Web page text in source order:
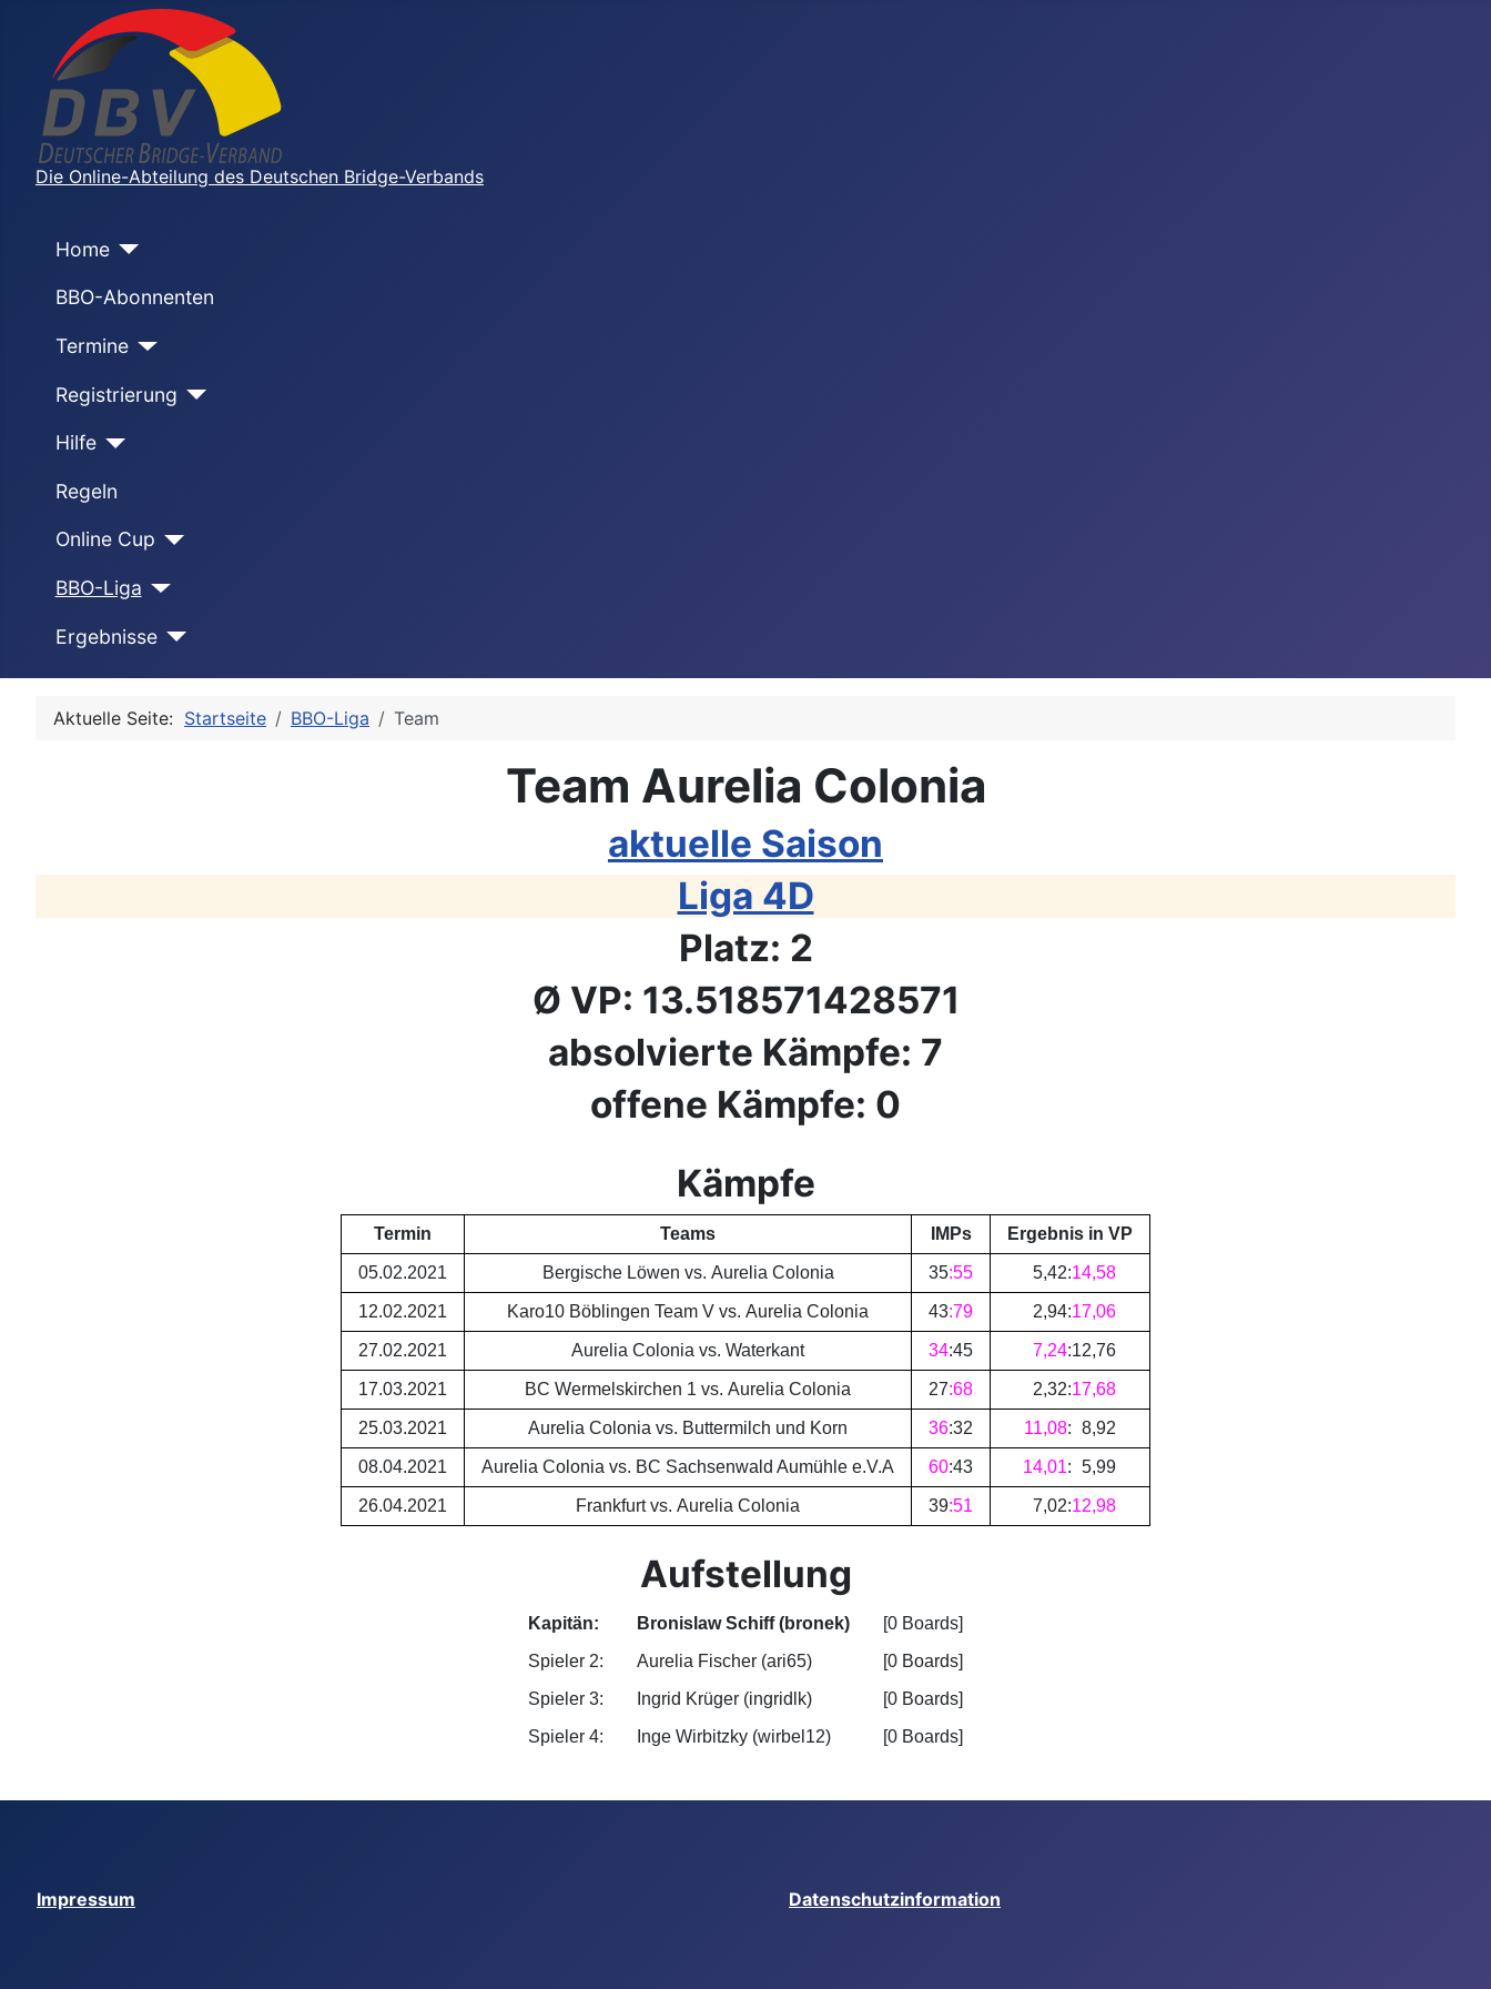
Die Online-Abteilung des Deutschen Bridge-Verbands
Home
BBO-Abonnenten
Termine
Registrierung
Hilfe
Regeln
Online Cup
BBO-Liga
Ergebnisse
Aktuelle Seite: Startseite BBO-Liga Team
Team Aurelia Colonia
aktuelle Saison
Liga 4D
Platz: 2
Ø VP: 13.518571428571
absolvierte Kämpfe: 7
offene Kämpfe: 0
Kämpfe
Termin Teams IMPs Ergebnis in VP
05.02.2021 Bergische Löwen vs. Aurelia Colonia 35:55 5,42:14,58
12.02.2021 Karo10 Böblingen Team V vs. Aurelia Colonia 43:79 2,94:17,06
27.02.2021 Aurelia Colonia vs. Waterkant 34:45 7,24:12,76
17.03.2021 BC Wermelskirchen 1 vs. Aurelia Colonia 27:68 2,32:17,68
25.03.2021 Aurelia Colonia vs. Buttermilch und Korn 36:32 11,08: 8,92
08.04.2021 Aurelia Colonia vs. BC Sachsenwald Aumühle e.V.A 60:43 14,01: 5,99
26.04.2021 Frankfurt vs. Aurelia Colonia 39:51 7,02:12,98
Aufstellung
Kapitän: Bronislaw Schiff (bronek)
[0 Boards]
Spieler 2:
Aurelia Fischer (ari65)
[0 Boards]
Spieler 3:
Ingrid Krüger (ingridlk)
[0 Boards]
Spieler 4:
Inge Wirbitzky (wirbel12) [0 Boards]
Impressum Datenschutzinformation